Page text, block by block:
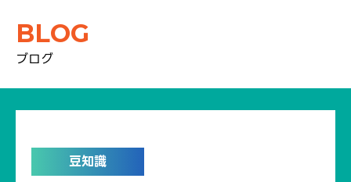
BLOG
ブログ
豆知識